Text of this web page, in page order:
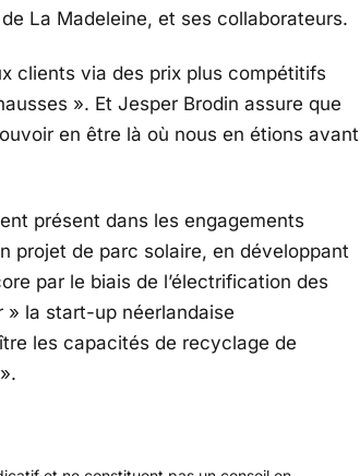
de La Madeleine, et ses collaborateurs.
clients via des prix plus compétitifs
». Et Jesper Brodin assure que
en être là où nous en étions avant
présent dans les engagements
projet de parc solaire, en développant
par le biais de l’électrification des
» la start-up néerlandaise
les capacités de recyclage de
.